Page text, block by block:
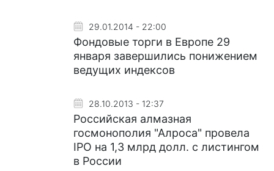
29.01.2014 - 22:00
Фондовые торги в Европе 29
января завершились понижением
ведущих индексов
28.10.2013 - 12:37
Российская алмазная
госмонополия "Алроса" провела
IPO на 1,3 млрд долл. с листингом
в России